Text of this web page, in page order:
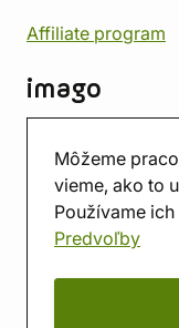
Môžeme
vieme, ako to
Používame
Predvoľby
Affiliate program
imago
Predajňa
Herňa
O nás
Hodnotenie